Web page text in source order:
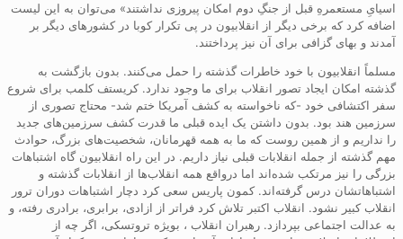
اسیایِ مستعمرهِ قبل از جنگِ دوم امکان پیروزی نداشتند» می‌توان به این لیست
اضافه کرد که برخی دیگر از انقلابیون در پی تکرار کوبا در کشورهای دیگر بر
آمدند و بهای گزافی برای آن نیز پرداختند.
مسلماً انقلابیون با خود خاطرات گذشته را حمل می‌کنند. بدون بازگشت به
گذشته امکان ایجاد تصور انقلاب برای ما وجود ندارد. کریستف کلمب برای شروع
سفر اکتشافی خود -که ناخواسته به کشف آمریکا ختم شد- محتاج تصوری از
سرزمین هند بود. بدون داشتن یک ایده قبلی ما قدرت کشف سرزمین‌های جدید
را نداریم و از همین روست که ما به همه قهرمانان، شخصیت‌های بزرگ، حوادث
مهم گذشته از جمله انقلابات قبلی نیاز داریم. در این راه انقلابیون گاه اشتباهات
بزرگی را نیز مرتکب شده‌اند اما در‌واقع همه انقلاب‌ها از انقلابات گذشته و
اشتباهاتشان درس گرفته‌اند. کمون پاریس سعی کرد دچار اشتباهات دوران ترور
انقلاب کبیر نشود. انقلاب اکتبر تلاش کرد فراتر از ازادی، برابری، برادری رفته، و
به عدالت اجتماعی بپردازد. رهبران انقلاب ، بویژه تروتسکی، اگر چه از